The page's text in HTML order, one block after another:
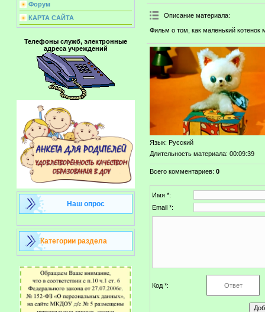
Форум
КАРТА САЙТА
Телефоны служб, электронные
адреса учреждений
Наш опрос
Категории раздела
Описание материала:
Фильм о том, как маленький котенок
Язык: Русский
Длительность материала: 00:09:39
Всего комментариев: 0
Имя *:
Email *:
Код *: